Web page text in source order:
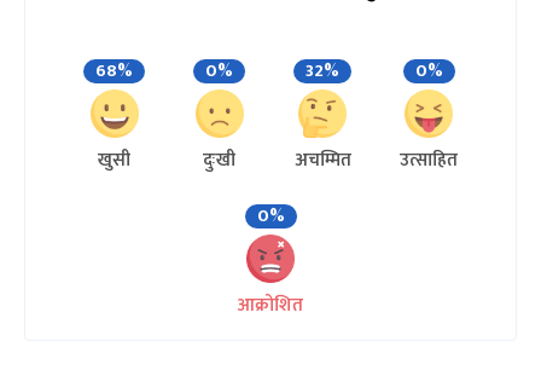
68%
खुसी
0%
दुःखी
32%
अचम्मित
0%
उत्साहित
0%
आक्रोशित